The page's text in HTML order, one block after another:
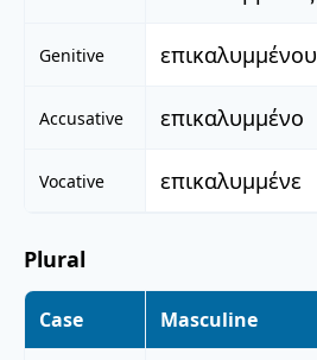
Genitive επικαλυμμένου
Accusative επικαλυμμένο
Vocative επικαλυμμένε
Plural
Case Masculine